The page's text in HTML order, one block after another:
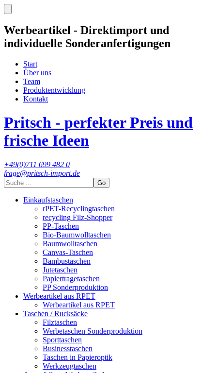
Werbeartikel - Direktimport und
individuelle Sonderanfertigungen
Start
Über uns
Team
Produktentwicklung
Kontakt
Pritsch - perfekter Preis und
frische Ideen
+49(0)711 699 482 0
frage@pritsch-import.de
Go
Einkaufstaschen
rPET-Recyclingtaschen
recycling Filz-Shopper
PP-Taschen
Bio-Baumwolltaschen
Baumwolltaschen
Canvas-Taschen
Bambustaschen
Jutetaschen
Papiertragetaschen
PP Sonderproduktion
Werbeartikel aus RPET
Werbeartikel aus RPET
Taschen / Rucksäcke
Filztaschen
Werbetaschen Sonderproduktion
Sporttaschen
Businesstaschen
Taschen in Papieroptik
Werkzeugtaschen